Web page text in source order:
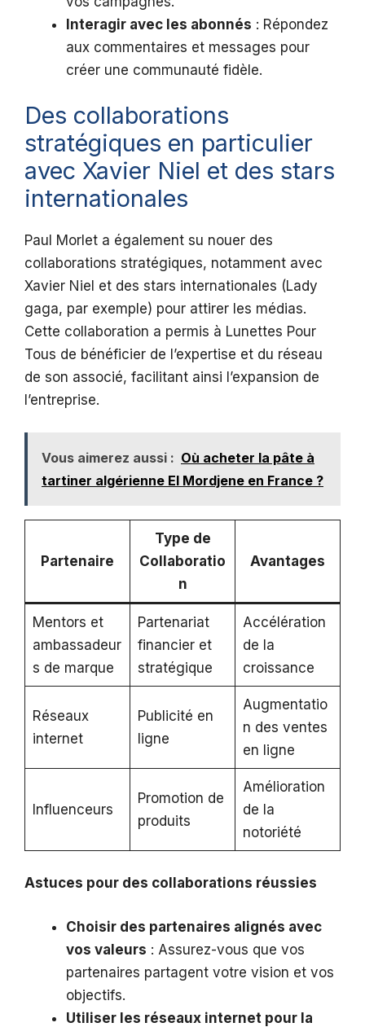
Interagir avec les abonnés : Répondez
aux commentaires et messages pour
créer une communauté fidèle.
Des collaborations
stratégiques en particulier
avec Xavier Niel et des stars
internationales
Paul Morlet a également su nouer des
collaborations stratégiques, notamment avec
Xavier Niel et des stars internationales (Lady
gaga, par exemple) pour attirer les médias.
Cette collaboration a permis à Lunettes Pour
Tous de bénéficier de l’expertise et du réseau
de son associé, facilitant ainsi l’expansion de
l’entreprise.
Vous aimerez aussi : Où acheter la pâte à
tartiner algérienne El Mordjene en France ?
Partenaire
Type de
Collaboratio
n
Avantages
Mentors et
ambassadeur
s de marque
Partenariat
financier et
stratégique
Accélération
de la
croissance
Réseaux
internet
Publicité en
ligne
Augmentatio
n des ventes
en ligne
Influenceurs
Promotion de
produits
Amélioration
de la
notoriété
Astuces pour des collaborations réussies
Choisir des partenaires alignés avec
vos valeurs : Assurez-vous que vos
partenaires partagent votre vision et vos
objectifs.
Utiliser les réseaux internet pour la